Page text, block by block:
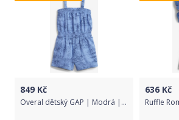
849 Kč
Overal dětský GAP | Modrá | Dívčí | 4 roky
636 Kč